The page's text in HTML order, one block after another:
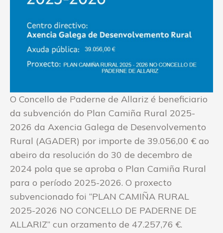
O Concello de Paderne de Allariz é beneficiario
da subvención do Plan Camiña Rural 2025-
2026 da Axencia Galega de Desenvolvemento
Rural (AGADER) por importe de 39.056,00 € ao
abeiro da resolución do 30 de decembro de
2024 pola que se aproba o Plan Camiña Rural
para o período 2025-2026. O proxecto
subvencionado foi “PLAN CAMIÑA RURAL
2025-2026 NO CONCELLO DE PADERNE DE
ALLARIZ” cun orzamento de 47.257,76 €.